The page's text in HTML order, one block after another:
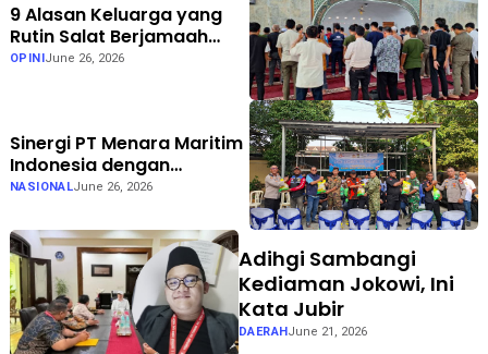
9 Alasan Keluarga yang
Rutin Salat Berjamaah
Lebih Harmonis
OPINIJune 26, 2026
Sinergi PT Menara Maritim
Indonesia dengan
Masyarakat dan Polsek
NASIONALJune 26, 2026
Adihgi Sambangi
Kediaman Jokowi, Ini
Kata Jubir
DAERAHJune 21, 2026